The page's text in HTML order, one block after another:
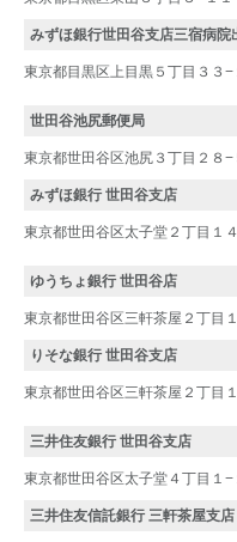
みずほ銀行世田谷支店三宿病院
東京都目黒区上目黒５丁目３３−
世田谷池尻郵便局
東京都世田谷区池尻３丁目２８−
みずほ銀行 世田谷支店
東京都世田谷区太子堂２丁目１
ゆうちょ銀行 世田谷店
東京都世田谷区三軒茶屋２丁目
りそな銀行 世田谷支店
東京都世田谷区三軒茶屋２丁目
三井住友銀行 世田谷支店
東京都世田谷区太子堂４丁目１−
三井住友信託銀行 三軒茶屋支店